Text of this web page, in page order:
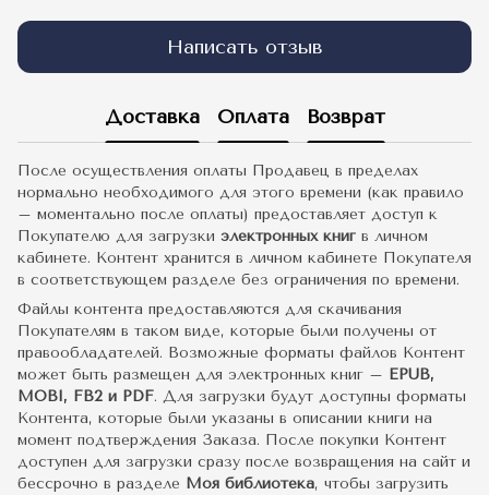
Написать отзыв
Доставка Оплата Возврат
После осуществления оплаты Продавец в пределах
нормально необходимого для этого времени (как правило
– моментально после оплаты) предоставляет доступ к
Покупателю для загрузки электронных книг в личном
кабинете. Контент хранится в личном кабинете Покупателя
в соответствующем разделе без ограничения по времени.
Файлы контента предоставляются для скачивания
Покупателям в таком виде, которые были получены от
правообладателей. Возможные форматы файлов Контент
может быть размещен для электронных книг – EPUB,
MOBI, FB2 и PDF. Для загрузки будут доступны форматы
Контента, которые были указаны в описании книги на
момент подтверждения Заказа. После покупки Контент
доступен для загрузки сразу после возвращения на сайт и
бессрочно в разделе Моя библиотека, чтобы загрузить